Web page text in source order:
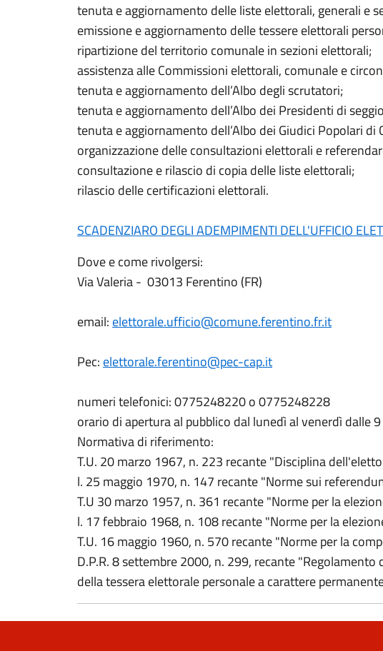
tenuta e aggiornamento delle liste elettorali, generali e
emissione e aggiornamento delle tessere elettorali
ripartizione del territorio comunale in sezioni elettorali;
assistenza alle Commissioni elettorali, comunale e
tenuta e aggiornamento dell’Albo degli scrutatori;
tenuta e aggiornamento dell’Albo dei Presidenti di
tenuta e aggiornamento dell’Albo dei Giudici Popolari di
organizzazione delle consultazioni elettorali e
consultazione e rilascio di copia delle liste elettorali;
rilascio delle certificazioni elettorali.
SCADENZIARO DEGLI ADEMPIMENTI DELL'UFFICIO
Dove e come rivolgersi:
Via Valeria - 03013 Ferentino (FR)
email: elettorale.ufficio@comune.ferentino.fr.it
Pec: elettorale.ferentino@pec-cap.it
numeri telefonici: 0775248220 o 0775248228
orario di apertura al pubblico dal lunedì al venerdì dalle
Normativa di riferimento:
T.U. 20 marzo 1967, n. 223 recante "Disciplina
l. 25 maggio 1970, n. 147 recante "Norme sui
T.U 30 marzo 1957, n. 361 recante "Norme per la
l. 17 febbraio 1968, n. 108 recante "Norme per la
T.U. 16 maggio 1960, n. 570 recante "Norme per la
D.P.R. 8 settembre 2000, n. 299, recante
della tessera elettorale personale a carattere